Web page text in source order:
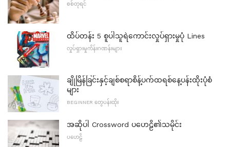
စစ်တုရင်
ထိပ်တန်း 5 စူပါသူရဲကောင်းလှုပ်ရှားမှုပုံ Lines
လှုပ်ရှားမှုကိန်းဂဏန်းများ
ချိုမြိန်ခြင်းနှင့်ချစ်စရာစိန့်ပက်ထရစ်နေ့ပန်းထိုးပုံစံ
များ
BEGINNER တွေပန်းထိုး
အဆိုပါ Crossword ပဟေဠိ၏သမိုင်း
ပဟေဠိ